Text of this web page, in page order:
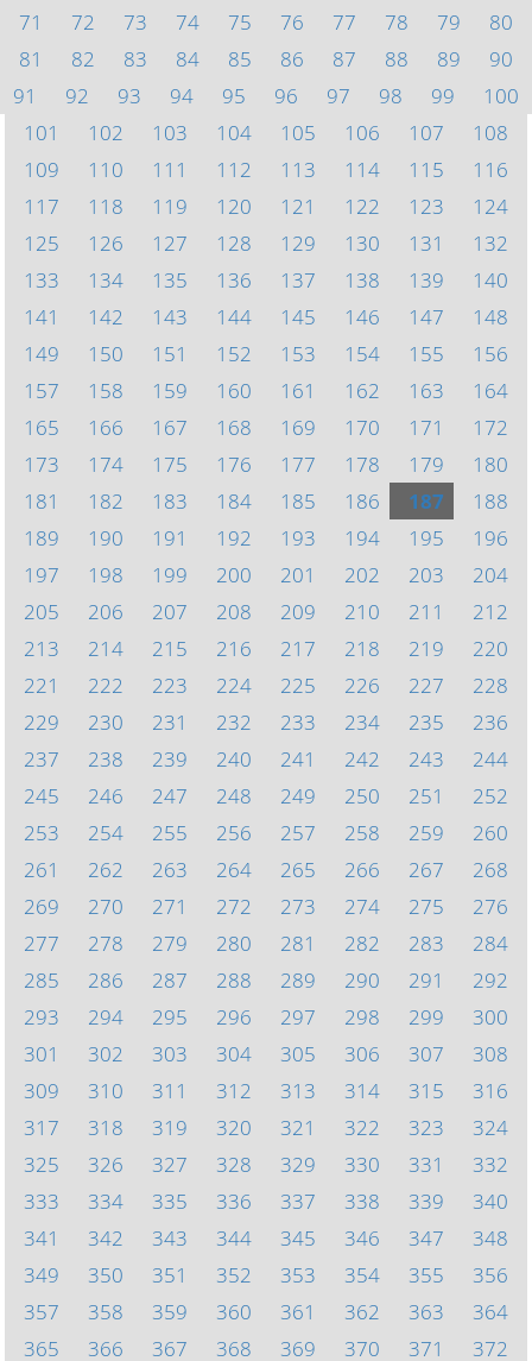
71
72 73 74 75 76 77 78 79
80
81
82 83 84 85 86 87 88 89
90
91
92 93 94 95 96 97 98 99
100
101
102 103 104 105 106 107
108
109
110 111 112 113 114 115
116
117
118 119 120 121 122 123
124
125
126 127 128 129 130 131
132
133
134 135 136 137 138 139
140
141
142 143 144 145 146 147
148
149
150 151 152 153 154 155
156
157
158 159 160 161 162 163
164
165
166 167 168 169 170 171
172
173
174 175 176 177 178 179
180
181
182 183 184 185 186 187
188
189
190 191 192 193 194 195
196
197
198 199 200 201 202 203
204
205
206 207 208 209 210 211
212
213
214 215 216 217 218 219
220
221
222 223 224 225 226 227
228
229
230 231 232 233 234 235
236
237
238 239 240 241 242 243
244
245
246 247 248 249 250 251
252
253
254 255 256 257 258 259
260
261
262 263 264 265 266 267
268
269
270 271 272 273 274 275
276
277
278 279 280 281 282 283
284
285
286 287 288 289 290 291
292
293
294 295 296 297 298 299
300
301
302 303 304 305 306 307
308
309
310 311 312 313 314 315
316
317
318 319 320 321 322 323
324
325
326 327 328 329 330 331
332
333
334 335 336 337 338 339
340
341
342 343 344 345 346 347
348
349
350 351 352 353 354 355
356
357
358 359 360 361 362 363
364
365
366 367 368 369 370 371 372